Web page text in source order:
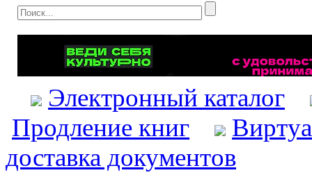
Электронный каталог
Продление книг
доставка документов